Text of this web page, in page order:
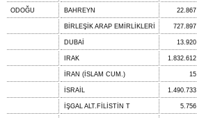
ODOĞU BAHREYN 22.867
BİRLEŞİK ARAP EMİRLİKLERİ 727.897
DUBAİ 13.920
IRAK 1.832.612
İRAN (İSLAM CUM.) 15
İSRAİL 1.490.733
İŞGAL ALT.FİLİSTİN T 5.756